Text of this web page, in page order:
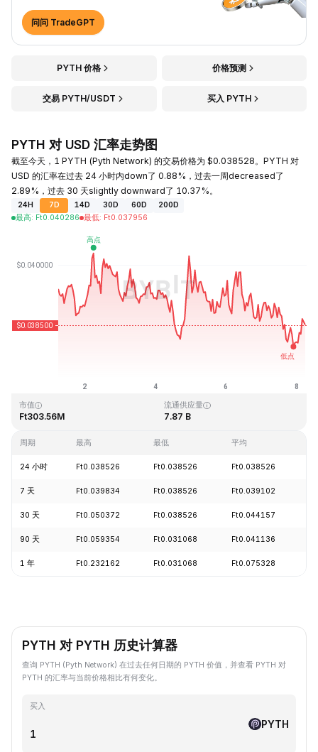
问问 TradeGPT
PYTH 价格 价格预测
交易 PYTH/USDT 买入 PYTH
PYTH 对 USD 汇率走势图
截至今天，1 PYTH (Pyth Network) 的交易价格为 $0.038528。PYTH 对
USD 的汇率在过去 24 小时内down了 0.88%，过去一周decreased了
2.89%，过去 30 天slightly downward了 10.37%。
24H 7D 14D 30D 60D
200D
最高: Ft0.040286 最低: Ft0.037956
市值
Ft303.56M
流通供应量
7.87 B
周期 最高 最低 平均
24 小时 Ft0.038526 Ft0.038526 Ft0.038526
7 天 Ft0.039834 Ft0.038526 Ft0.039102
30 天 Ft0.050372 Ft0.038526 Ft0.044157
90 天 Ft0.059354 Ft0.031068 Ft0.041136
1 年 Ft0.232162 Ft0.031068 Ft0.075328
PYTH 对 PYTH 历史计算器
查询 PYTH (Pyth Network) 在过去任何日期的 PYTH 价值，并查看 PYTH 对
PYTH 的汇率与当前价格相比有何变化。
买入
PYTH